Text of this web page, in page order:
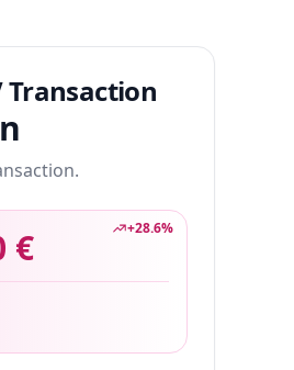
Transaction
+28.6%
€